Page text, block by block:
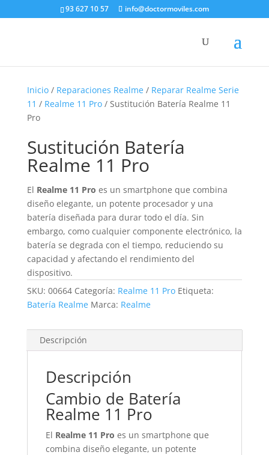
93 627 10 57 info@doctormoviles.com
Inicio/ Reparaciones Realme/ Reparar Realme Serie
11 / Realme 11 Pro/ Sustitución Batería Realme 11
Pro
Sustitución Batería
Realme 11 Pro
El Realme 11 Pro es un smartphone que combina
diseño elegante, un potente procesador y una
batería diseñada para durar todo el día. Sin
embargo, como cualquier componente electrónico, la
batería se degrada con el tiempo, reduciendo su
capacidad y afectando el rendimiento del
dispositivo.
SKU: 00664 Categoría: Realme 11 Pro Etiqueta:
Batería Realme Marca: Realme
Descripción
Descripción
Cambio de Batería
Realme 11 Pro
El Realme 11 Pro es un smartphone que
combina diseño elegante, un potente